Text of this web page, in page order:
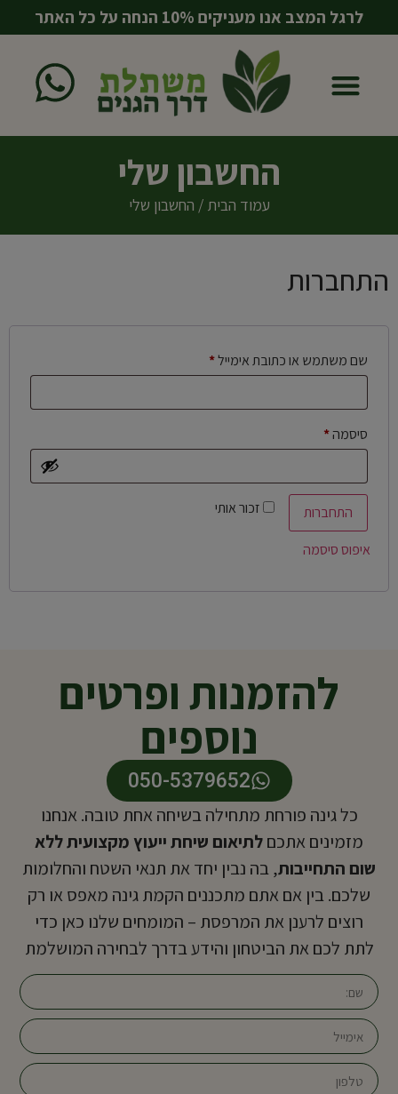
לרגל המצב אנו מעניקים 10% הנחה על כל האתר
החשבון שלי
עמוד הבית / החשבון שלי
התחברות
שם משתמש או כתובת אימייל*
סיסמה*
זכור אותי
התחברות
איפוס סיסמה
להזמנות ופרטים
נוספים
050-5379652
כל גינה פורחת מתחילה בשיחה אחת טובה. אנחנו
מזמינים אתכםלתיאום שיחת ייעוץ מקצועית ללא
שום התחייבות, בה נבין יחד את תנאי השטח והחלומות
שלכם. בין אם אתם מתכננים הקמת גינה מאפס או רק
רוצים לרענן את המרפסת – המומחים שלנו כאן כדי
לתת לכם את הביטחון והידע בדרך לבחירה המושלמת